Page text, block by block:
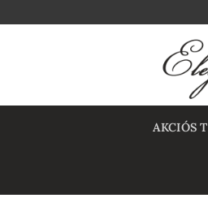
to
AKCIÓS